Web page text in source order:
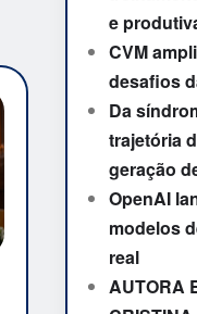
e
CVM
desafios
Da
trajetória
geração
OpenAI
modelos
real
AUTORA